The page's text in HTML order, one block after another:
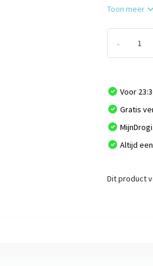
Toon meer
-
Voor
Gratis
Altijd
Dit product